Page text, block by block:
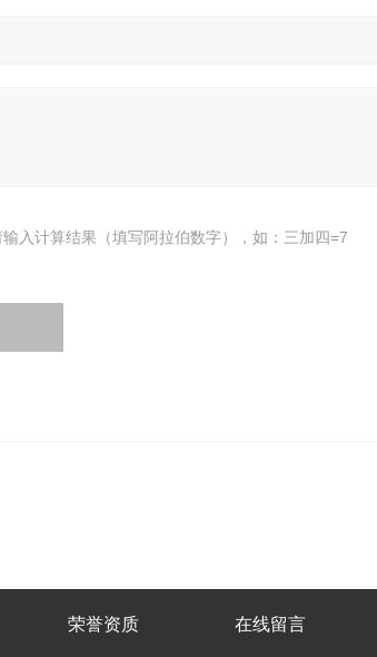
输入计算结果（填写阿拉伯数字），如：三加四=7
荣誉资质 在线留言